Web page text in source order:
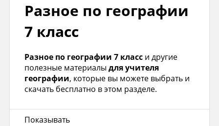
Разное по географии
7 класс
Разное по географии 7 класс и другие
полезные материалы для учителя
географии, которые вы можете выбрать и
скачать бесплатно в этом разделе.
Показывать